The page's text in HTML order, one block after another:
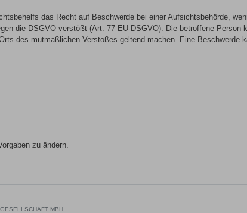
das Recht auf Beschwerde bei einer Aufsichtsbehörde,
die DSGVO verstößt (Art. 77 EU-DSGVO). Die betroffene Person
des mutmaßlichen Verstoßes geltend machen. Eine Beschwerde
zu ändern.
MBH